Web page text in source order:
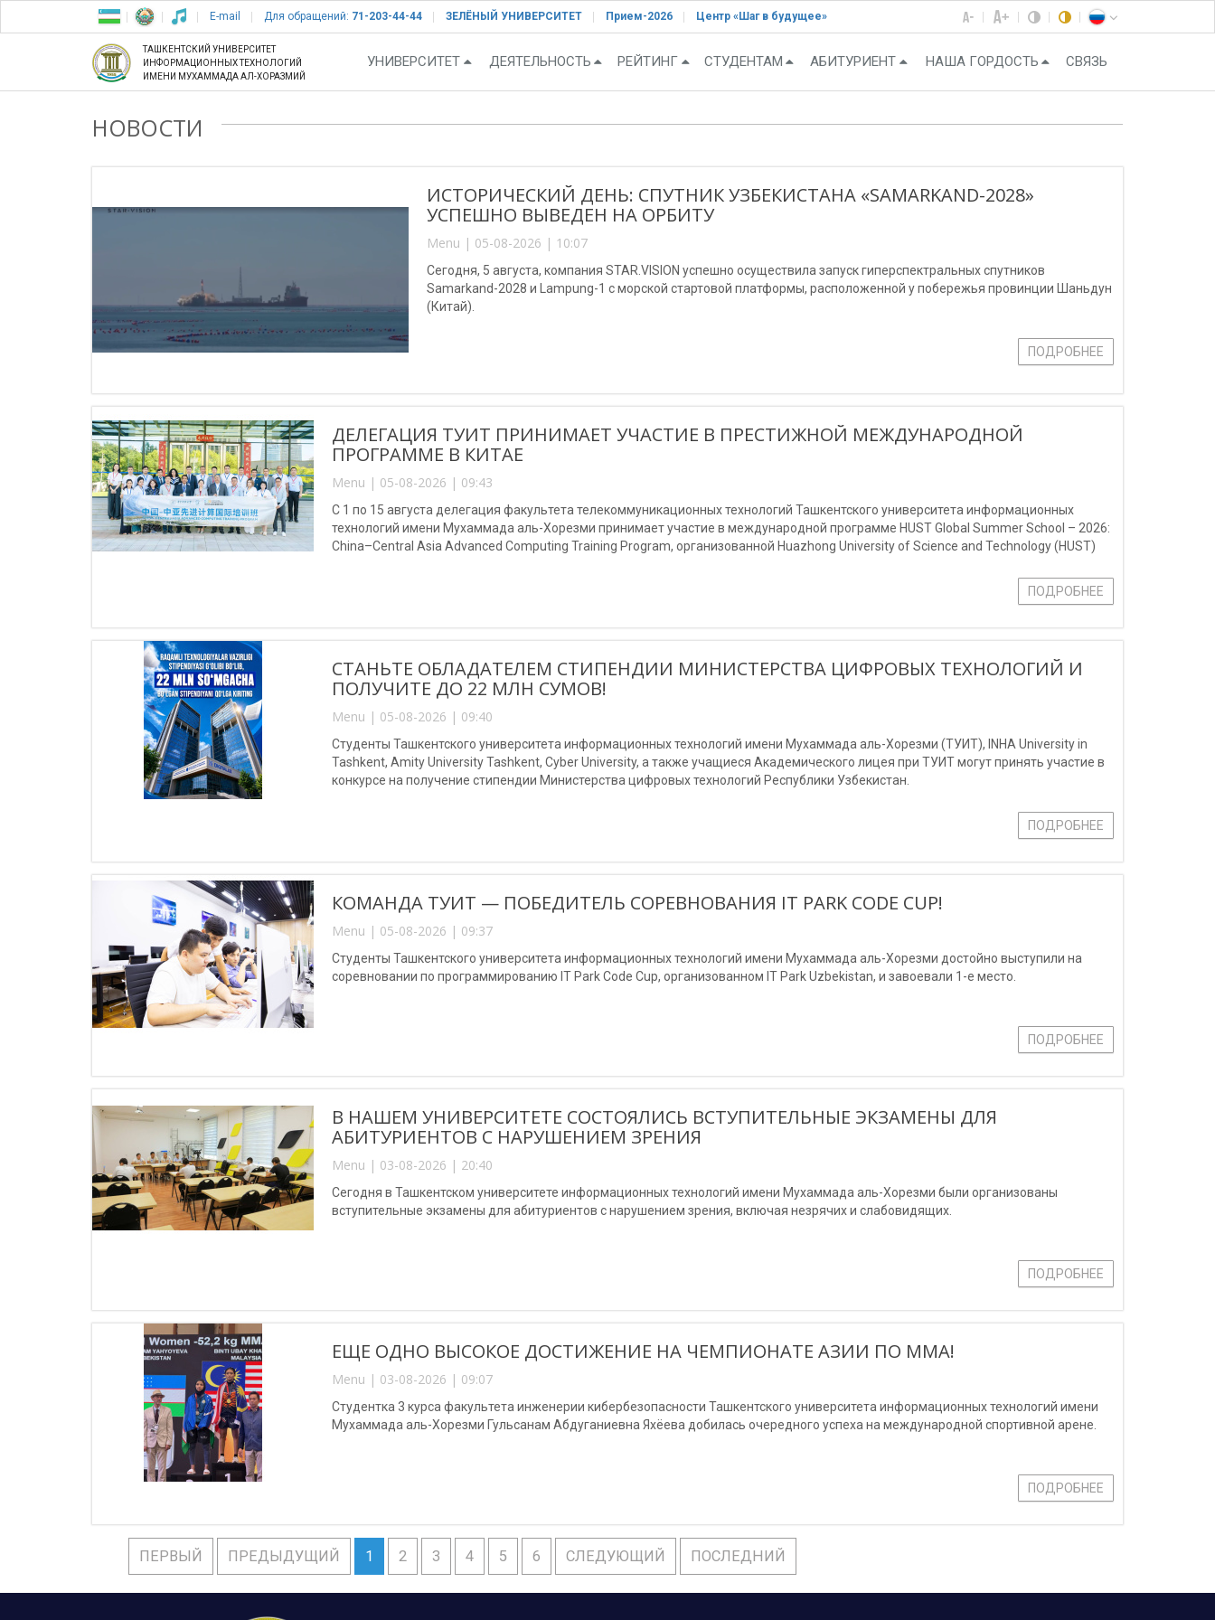
E-mail Для обращений: 71-203-44-44 ЗЕЛЁНЫЙ УНИВЕРСИТЕТ Прием-2026 Центр «Шаг в будущее»
ТАШКЕНТСКИЙ УНИВЕРСИТЕТ
ИНФОРМАЦИОННЫХ ТЕХНОЛОГИЙ
ИМЕНИ МУХАММАДА АЛ-ХОРАЗМИЙ
УНИВЕРСИТЕТ ДЕЯТЕЛЬНОСТЬ РЕЙТИНГ СТУДЕНТАМ АБИТУРИЕНТ НАША ГОРДОСТЬ СВЯЗЬ
НОВОСТИ
ИСТОРИЧЕСКИЙ ДЕНЬ: СПУТНИК УЗБЕКИСТАНА «SAMARKAND-2028»
УСПЕШНО ВЫВЕДЕН НА ОРБИТУ
Menu | 05-08-2026 | 10:07
Сегодня, 5 августа, компания STAR.VISION успешно осуществила запуск гиперспектральных спутников
Samarkand-2028 и Lampung-1 с морской стартовой платформы, расположенной у побережья провинции Шаньдун
(Китай).
ПОДРОБНЕЕ
ДЕЛЕГАЦИЯ ТУИТ ПРИНИМАЕТ УЧАСТИЕ В ПРЕСТИЖНОЙ МЕЖДУНАРОДНОЙ
ПРОГРАММЕ В КИТАЕ
Menu | 05-08-2026 | 09:43
С 1 по 15 августа делегация факультета телекоммуникационных технологий Ташкентского университета информационных
технологий имени Мухаммада аль-Хорезми принимает участие в международной программе HUST Global Summer School – 2026:
China–Central Asia Advanced Computing Training Program, организованной Huazhong University of Science and Technology (HUST)
ПОДРОБНЕЕ
СТАНЬТЕ ОБЛАДАТЕЛЕМ СТИПЕНДИИ МИНИСТЕРСТВА ЦИФРОВЫХ ТЕХНОЛОГИЙ И
ПОЛУЧИТЕ ДО 22 МЛН СУМОВ!
Menu | 05-08-2026 | 09:40
Студенты Ташкентского университета информационных технологий имени Мухаммада аль-Хорезми (ТУИТ), INHA University in
Tashkent, Amity University Tashkent, Cyber University, а также учащиеся Академического лицея при ТУИТ могут принять участие в
конкурсе на получение стипендии Министерства цифровых технологий Республики Узбекистан.
ПОДРОБНЕЕ
КОМАНДА ТУИТ — ПОБЕДИТЕЛЬ СОРЕВНОВАНИЯ IT PARK CODE CUP!
Menu | 05-08-2026 | 09:37
Студенты Ташкентского университета информационных технологий имени Мухаммада аль-Хорезми достойно выступили на
соревновании по программированию IT Park Code Cup, организованном IT Park Uzbekistan, и завоевали 1-е место.
ПОДРОБНЕЕ
В НАШЕМ УНИВЕРСИТЕТЕ СОСТОЯЛИСЬ ВСТУПИТЕЛЬНЫЕ ЭКЗАМЕНЫ ДЛЯ
АБИТУРИЕНТОВ С НАРУШЕНИЕМ ЗРЕНИЯ
Menu | 03-08-2026 | 20:40
Сегодня в Ташкентском университете информационных технологий имени Мухаммада аль-Хорезми были организованы
вступительные экзамены для абитуриентов с нарушением зрения, включая незрячих и слабовидящих.
ПОДРОБНЕЕ
ЕЩЕ ОДНО ВЫСОКОЕ ДОСТИЖЕНИЕ НА ЧЕМПИОНАТЕ АЗИИ ПО ММА!
Menu | 03-08-2026 | 09:07
Студентка 3 курса факультета инженерии кибербезопасности Ташкентского университета информационных технологий имени
Мухаммада аль-Хорезми Гульсанам Абдуганиевна Яхёева добилась очередного успеха на международной спортивной арене.
ПОДРОБНЕЕ
ПЕРВЫЙ ПРЕДЫДУЩИЙ 1 2 3 4 5 6 СЛЕДУЮЩИЙ ПОСЛЕДНИЙ